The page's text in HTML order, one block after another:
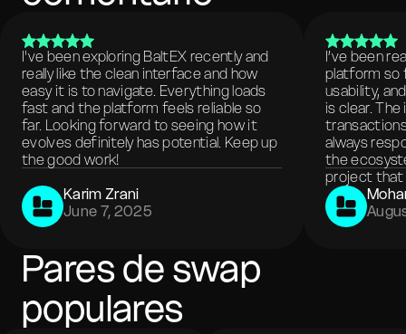
I've been exploring BaltEX recently and
really like the clean interface and how
easy it is to navigate. Everything loads
fast and the platform feels reliable so
far. Looking forward to seeing how it
evolves definitely has potential. Keep up
the good work!
Karim Zrani
June 7, 2025
I’ve been
platform so
usability,
is clear.
always
the
project that
Pares de swap
populares